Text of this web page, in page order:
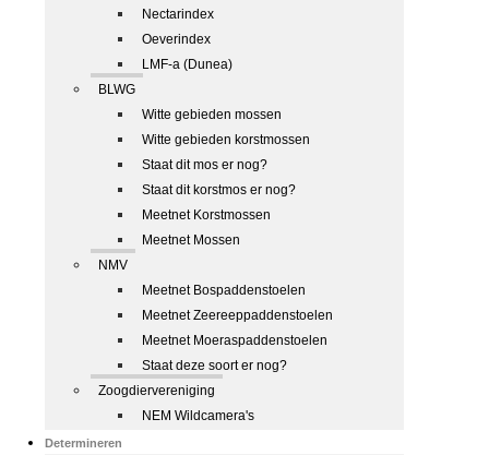
Nectarindex
Oeverindex
LMF-a (Dunea)
BLWG
Witte gebieden mossen
Witte gebieden korstmossen
Staat dit mos er nog?
Staat dit korstmos er nog?
Meetnet Korstmossen
Meetnet Mossen
NMV
Meetnet Bospaddenstoelen
Meetnet Zeereeppaddenstoelen
Meetnet Moeraspaddenstoelen
Staat deze soort er nog?
Zoogdiervereniging
NEM Wildcamera's
Determineren